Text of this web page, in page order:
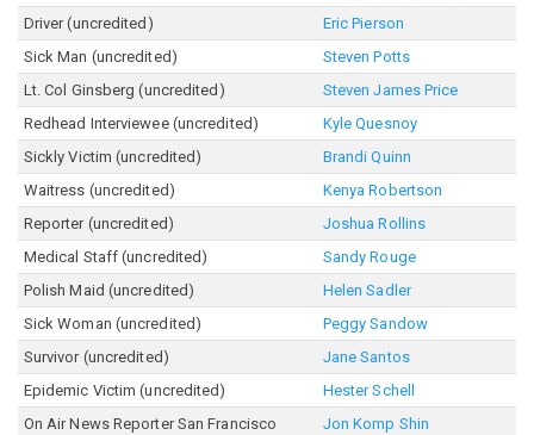
Driver (uncredited)
Eric Pierson
Sick Man (uncredited)
Steven Potts
Lt. Col Ginsberg (uncredited)
Steven James Price
Redhead Interviewee (uncredited)
Kyle Quesnoy
Sickly Victim (uncredited)
Brandi Quinn
Waitress (uncredited)
Kenya Robertson
Reporter (uncredited)
Joshua Rollins
Medical Staff (uncredited)
Sandy Rouge
Polish Maid (uncredited)
Helen Sadler
Sick Woman (uncredited)
Peggy Sandow
Survivor (uncredited)
Jane Santos
Epidemic Victim (uncredited)
Hester Schell
On Air News Reporter San Francisco
Jon Komp Shin